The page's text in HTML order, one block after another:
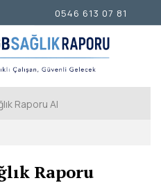
Raporu Al
Raporu
0546 613 07 81